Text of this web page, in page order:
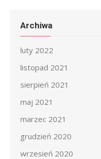
Archiwa
luty 2022
listopad 2021
sierpień 2021
maj 2021
marzec 2021
grudzień 2020
wrzesień 2020